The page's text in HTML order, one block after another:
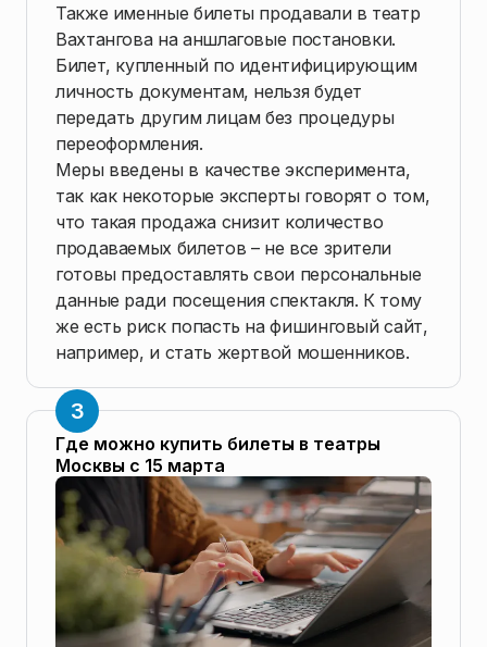
Также именные билеты продавали в театр
Вахтангова на аншлаговые постановки.
Билет, купленный по идентифицирующим
личность документам, нельзя будет
передать другим лицам без процедуры
переоформления.
Меры введены в качестве эксперимента,
так как некоторые эксперты говорят о том,
что такая продажа снизит количество
продаваемых билетов – не все зрители
готовы предоставлять свои персональные
данные ради посещения спектакля. К тому
же есть риск попасть на фишинговый сайт,
например, и стать жертвой мошенников.
Где можно купить билеты в театры
Москвы с 15 марта